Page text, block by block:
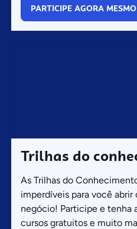
PARTICIPE AGORA MESMO
Trilhas do
As Trilhas do
imperdíveis para você abrir
negócio! Participe e tenha
cursos gratuitos e muito